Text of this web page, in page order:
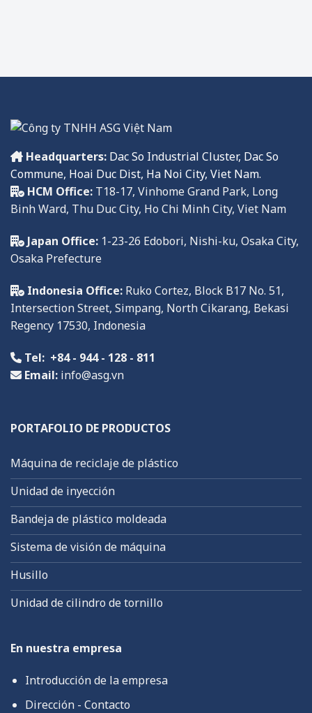
Headquarters: Dac So Industrial Cluster, Dac So
Commune, Hoai Duc Dist, Ha Noi City, Viet Nam.
HCM Office: T18-17, Vinhome Grand Park, Long
Binh Ward, Thu Duc City, Ho Chi Minh City, Viet Nam
Japan Office: 1-23-26 Edobori, Nishi-ku, Osaka City,
Osaka Prefecture
Indonesia Office: Ruko Cortez, Block B17 No. 51,
Intersection Street, Simpang, North Cikarang, Bekasi
Regency 17530, Indonesia
Tel: +84 - 944 - 128 - 811
Email: info@asg.vn
PORTAFOLIO DE PRODUCTOS
Máquina de reciclaje de plástico
Unidad de inyección
Bandeja de plástico moldeada
Sistema de visión de máquina
Husillo
Unidad de cilindro de tornillo
En nuestra empresa
Introducción de la empresa
Dirección - Contacto